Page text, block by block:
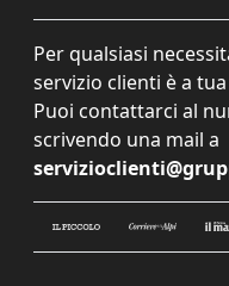
Per qualsiasi
servizio clienti è a
Puoi contattarci al
scrivendo una mail a